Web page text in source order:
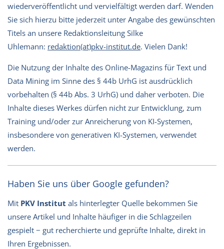
wiederveröffentlicht und vervielfältigt werden darf. Wenden
Sie sich hierzu bitte jederzeit unter Angabe des gewünschten
Titels an unsere Redaktionsleitung Silke
Uhlemann: redaktion(at)pkv-institut.de. Vielen Dank!
Die Nutzung der Inhalte des Online-Magazins für Text und
Data Mining im Sinne des § 44b UrhG ist ausdrücklich
vorbehalten (§ 44b Abs. 3 UrhG) und daher verboten. Die
Inhalte dieses Werkes dürfen nicht zur Entwicklung, zum
Training und/oder zur Anreicherung von KI-Systemen,
insbesondere von generativen KI-Systemen, verwendet
werden.
Haben Sie uns über Google gefunden?
Mit PKV Institut als hinterlegter Quelle bekommen Sie
unsere Artikel und Inhalte häufiger in die Schlagzeilen
gespielt − gut recherchierte und geprüfte Inhalte, direkt in
Ihren Ergebnissen.